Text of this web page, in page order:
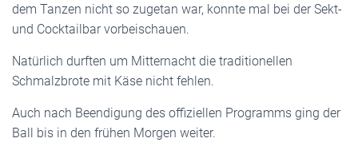
dem Tanzen nicht so zugetan war, konnte mal bei der Sekt-
und Cocktailbar vorbeischauen.
Natürlich durften um Mitternacht die traditionellen
Schmalzbrote mit Käse nicht fehlen.
Auch nach Beendigung des offiziellen Programms ging der
Ball bis in den frühen Morgen weiter.